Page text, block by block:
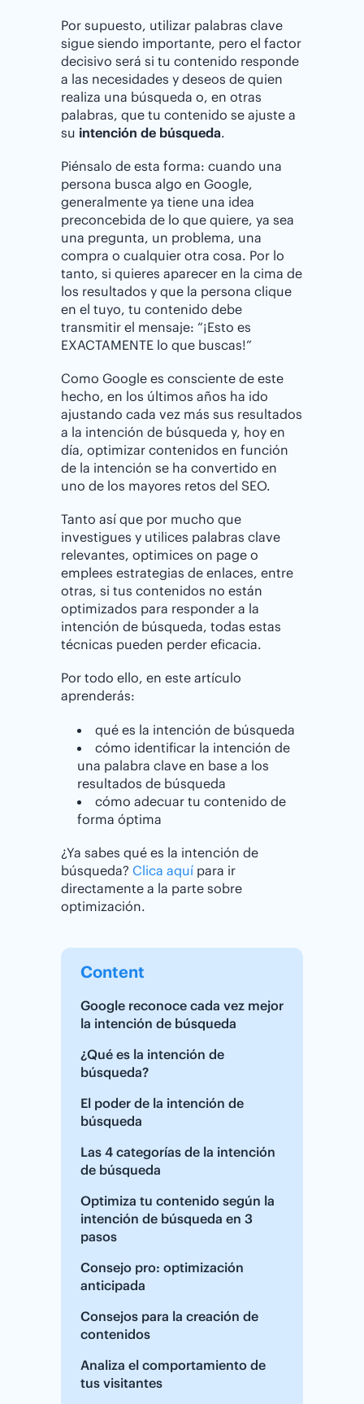
Por supuesto, utilizar palabras clave
sigue siendo importante, pero el factor
decisivo será si tu contenido responde
a las necesidades y deseos de quien
realiza una búsqueda o, en otras
palabras, que tu contenido se ajuste a
su intención de búsqueda.
Piénsalo de esta forma: cuando una
persona busca algo en Google,
generalmente ya tiene una idea
preconcebida de lo que quiere, ya sea
una pregunta, un problema, una
compra o cualquier otra cosa. Por lo
tanto, si quieres aparecer en la cima de
los resultados y que la persona clique
en el tuyo, tu contenido debe
transmitir el mensaje: “¡Esto es
EXACTAMENTE lo que buscas!”
Como Google es consciente de este
hecho, en los últimos años ha ido
ajustando cada vez más sus resultados
a la intención de búsqueda y, hoy en
día, optimizar contenidos en función
de la intención se ha convertido en
uno de los mayores retos del SEO.
Tanto así que por mucho que
investigues y utilices palabras clave
relevantes, optimices on page o
emplees estrategias de enlaces, entre
otras, si tus contenidos no están
optimizados para responder a la
intención de búsqueda, todas estas
técnicas pueden perder eficacia.
Por todo ello, en este artículo
aprenderás:
qué es la intención de búsqueda
cómo identificar la intención de
una palabra clave en base a los
resultados de búsqueda
cómo adecuar tu contenido de
forma óptima
¿Ya sabes qué es la intención de
búsqueda? Clica aquí para ir
directamente a la parte sobre
optimización.
Content
Google reconoce cada vez mejor
la intención de búsqueda
¿Qué es la intención de
búsqueda?
El poder de la intención de
búsqueda
Las 4 categorías de la intención
de búsqueda
Optimiza tu contenido según la
intención de búsqueda en 3
pasos
Consejo pro: optimización
anticipada
Consejos para la creación de
contenidos
Analiza el comportamiento de
tus visitantes